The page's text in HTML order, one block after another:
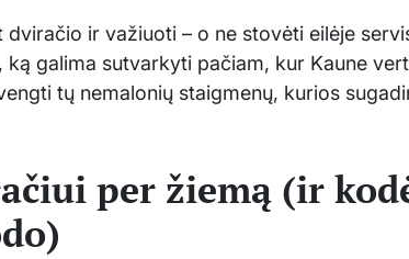
ir važiuoti – o ne stovėti eilėje
ką galima sutvarkyti pačiam, kur Kaune
tų nemalonių staigmenų, kurios
per žiemą (ir